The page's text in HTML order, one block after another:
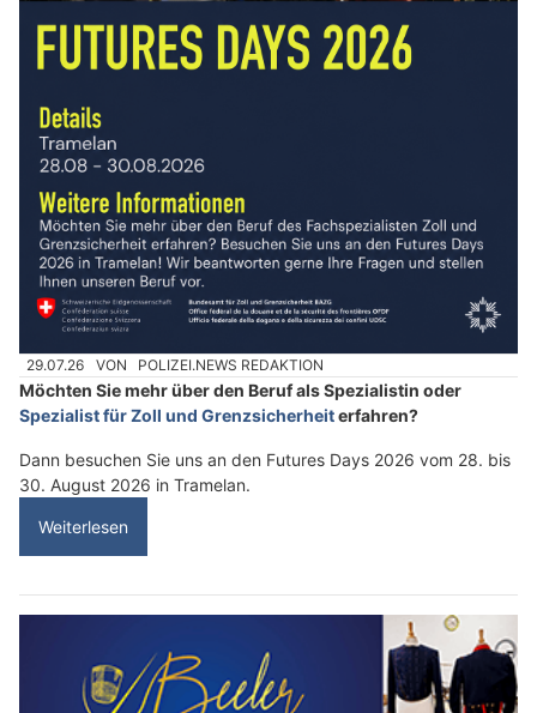
29.07.26 VON POLIZEI.NEWS REDAKTION
Möchten Sie mehr über den Beruf als Spezialistin oder
Spezialist für Zoll und Grenzsicherheiterfahren?
Dann besuchen Sie uns an den Futures Days 2026 vom 28. bis
30. August 2026 in Tramelan.
Weiterlesen